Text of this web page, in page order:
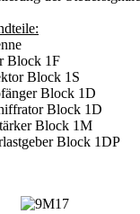
Block 1F
Block 1S
Block 1D
Block 1D
Block 1M
Block 1DP